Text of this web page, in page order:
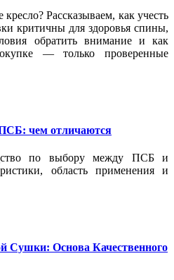
Рассказываем, как учесть
критичны для здоровья спины,
обратить внимание и как
— только проверенные
чем отличаются
по выбору между ПСБ и
область применения и
Сушки: Основа Качественного